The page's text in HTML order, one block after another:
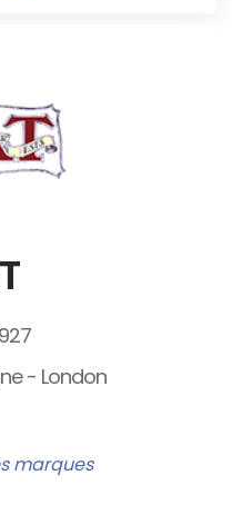
- London
marques